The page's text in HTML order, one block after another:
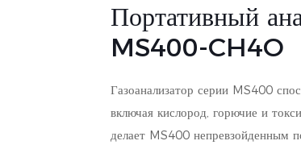
Портативный
MS400-CH4O
Газоанализатор серии MS400
включая кислород, горючие и
делает MS400 непревзойденным